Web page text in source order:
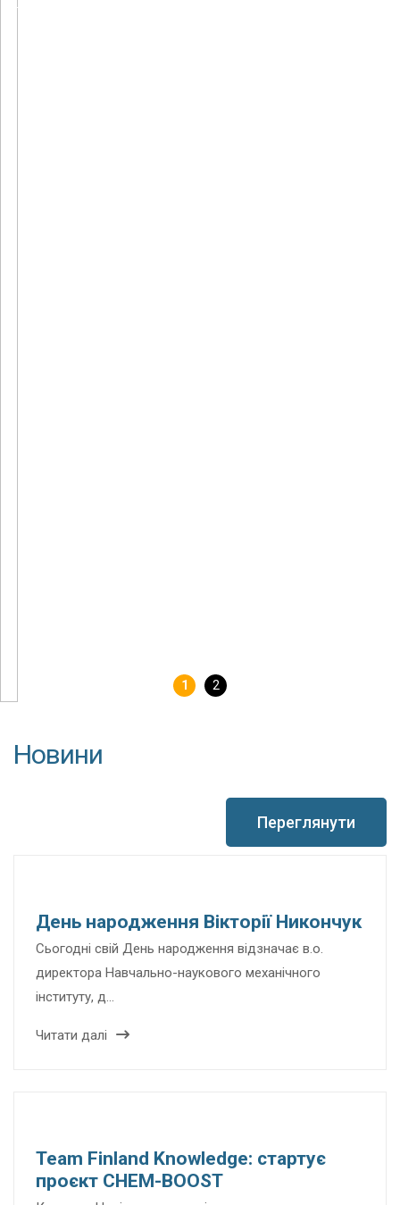
1 2
Новини
Переглянути
День народження Вікторії Никончук
Сьогодні свій День народження відзначає в.о.
директора Навчально-наукового механічного
інституту, д…
Читати далі
Team Finland Knowledge: стартує
проєкт CHEM-BOOST